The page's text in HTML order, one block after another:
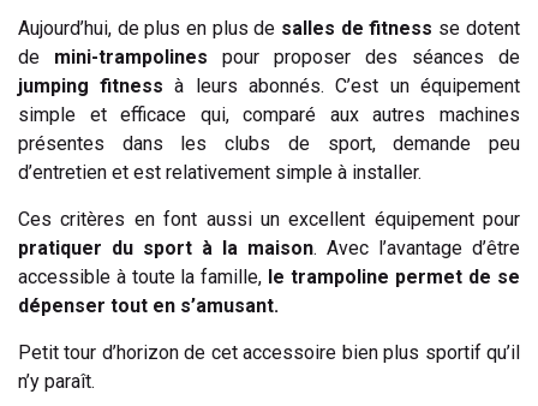
Aujourd’hui, de plus en plus de salles de fitness se dotent
de mini-trampolines pour proposer des séances de
jumping fitness à leurs abonnés. C’est un équipement
simple et efficace qui, comparé aux autres machines
présentes dans les clubs de sport, demande peu
d’entretien et est relativement simple à installer.
Ces critères en font aussi un excellent équipement pour
pratiquer du sport à la maison. Avec l’avantage d’être
accessible à toute la famille, le trampoline permet de se
dépenser tout en s’amusant.
Petit tour d’horizon de cet accessoire bien plus sportif qu’il
n’y paraît.